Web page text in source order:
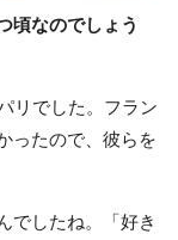
頃なのでしょう
リでした。フラン
ったので、彼らを
でしたね。「好き